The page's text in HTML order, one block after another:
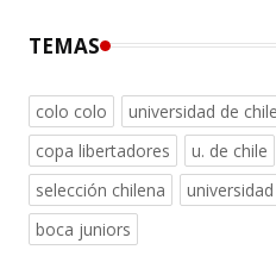
TEMAS
colo colo universidad de chile
copa libertadores
u. de chile
selección chilena
boca juniors